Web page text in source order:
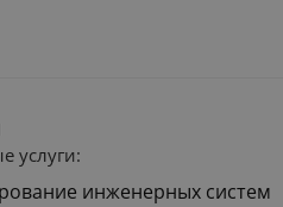
услуги:
инженерных систем